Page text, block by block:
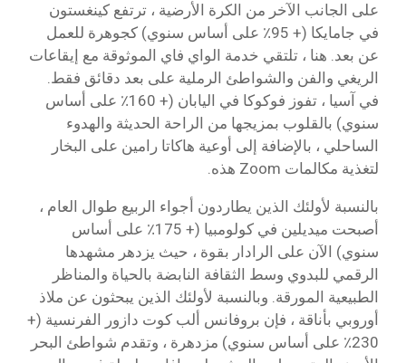
على الجانب الآخر من الكرة الأرضية ، ترتفع كينغستون
في جامايكا (+ 95٪ على أساس سنوي) كجوهرة للعمل
عن بعد. هنا ، تلتقي خدمة الواي فاي الموثوقة مع إيقاعات
الريغي والفن والشواطئ الرملية على بعد دقائق فقط.
في آسيا ، تفوز فوكوكا في اليابان (+ 160٪ على أساس
سنوي) بالقلوب بمزيجها من الراحة الحديثة والهدوء
الساحلي ، بالإضافة إلى أوعية هاكاتا رامين على البخار
لتغذية مكالمات Zoom هذه.
بالنسبة لأولئك الذين يطاردون أجواء الربيع طوال العام ،
أصبحت ميديلين في كولومبيا (+ 175٪ على أساس
سنوي) الآن على الرادار بقوة ، حيث يزدهر مشهدها
الرقمي للبدوي وسط الثقافة النابضة بالحياة والمناظر
الطبيعية المورقة. وبالنسبة لأولئك الذين يبحثون عن ملاذ
أوروبي بأناقة ، فإن بروفانس ألب كوت دازور الفرنسية (+
230٪ على أساس سنوي) مزدهرة ، وتقدم شواطئ البحر